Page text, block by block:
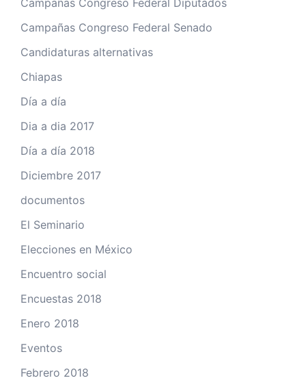
Campañas Congreso Federal Senado
Candidaturas alternativas
Chiapas
Día a día
Dia a dia 2017
Día a día 2018
Diciembre 2017
documentos
El Seminario
Elecciones en México
Encuentro social
Encuestas 2018
Enero 2018
Eventos
Febrero 2018